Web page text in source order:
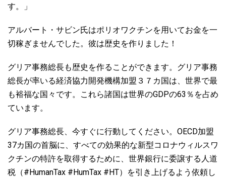
す。」
アルバート・サビン氏はポリオワクチンを用いてお金を一
切稼ぎませんでした。彼は歴史を作りました！
グリア事務総長も歴史を作ることができます。グリア事務
総長が率いる経済協力開発機構加盟３７カ国は、世界で最
も裕福な国々です。これら諸国は世界のGDPの63 ％を占め
ています。
グリア事務総長、今すぐに行動してください。 OECD加盟
37カ国の首脳に、すべての効果的な新型コロナウィルスワ
クチンの特許を取得するために、世界銀行に委譲する人道
税（#HumanTax #HumTax #HT）を引き上げるよう依頼し